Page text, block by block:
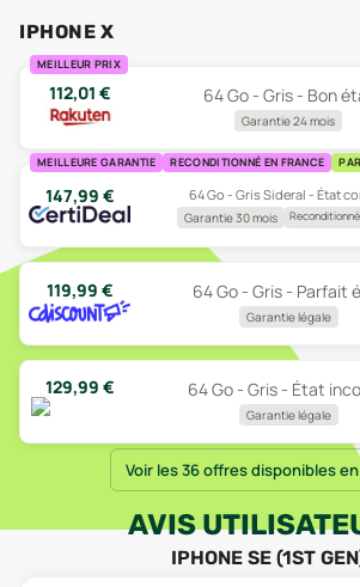
IPHONE X
MEILLEUR PRIX
112,01 € 64 Go - Gris - Bon
Garantie 24 mois
MEILLEURE GARANTIE RECONDITIONNÉ EN FRANCE
147,99 € 64 Go - Gris Sideral - État
Garantie 30 mois
119,99 € 64 Go - Gris - Parfait
Garantie légale
129,99 € 64 Go - Gris - État
Garantie légale
Voir les 36 offres disponibles
AVIS
IPHONE SE (1ST